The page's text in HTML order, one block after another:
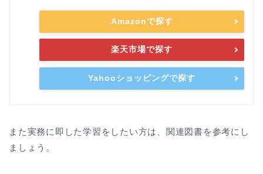
Amazonで探す
楽天市場で探す
Yahooショッピングで探す
また実務に即した学習をしたい方は、関連図書を参考にし
ましょう。